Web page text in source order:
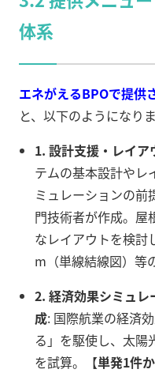
体系
エネがえるBPOで提供
と、以下のようになりま
1. 設計支援・レイア
テムの基本設計やレ
ミュレーションの前
門技術者が作成。屋
なレイアウトを検
m（単線結線図）等
2. 経済効果シミュ
成: 国際航業の経済
る」を駆使し、太陽
を試算。【単発1件